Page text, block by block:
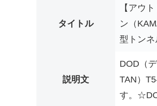
タイトル
【アウ
ン（
型トン
説明文
DOD（
TAN）
す。